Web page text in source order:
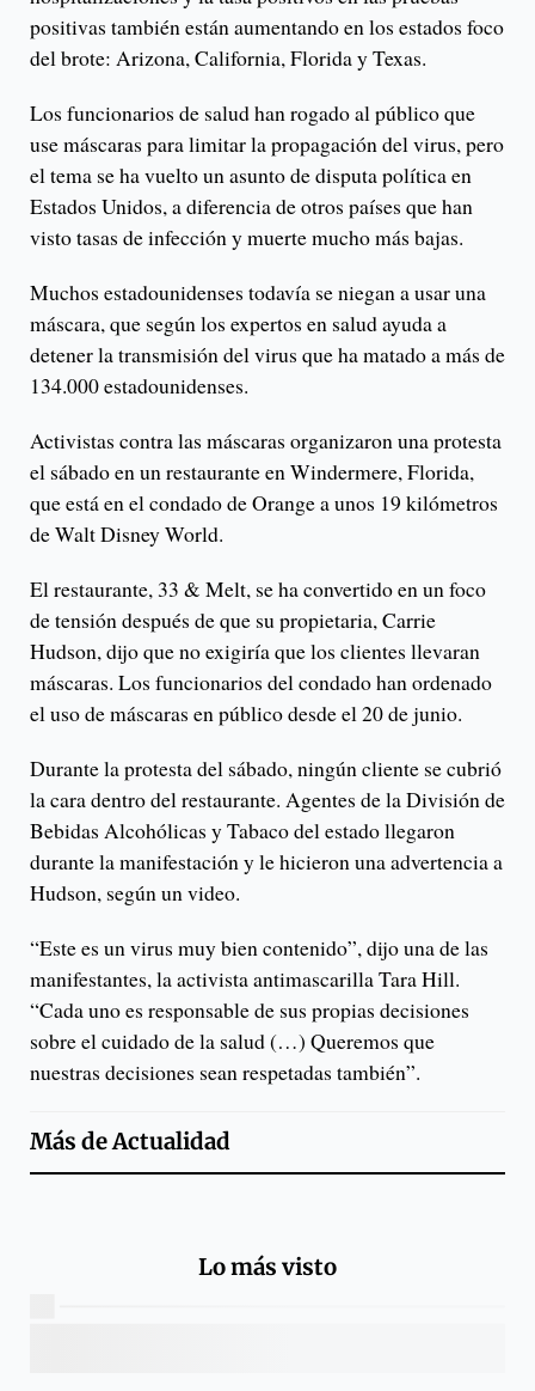
positivas también están aumentando en los estados foco
del brote: Arizona, California, Florida y Texas.
Los funcionarios de salud han rogado al público que
use máscaras para limitar la propagación del virus, pero
el tema se ha vuelto un asunto de disputa política en
Estados Unidos, a diferencia de otros países que han
visto tasas de infección y muerte mucho más bajas.
Muchos estadounidenses todavía se niegan a usar una
máscara, que según los expertos en salud ayuda a
detener la transmisión del virus que ha matado a más de
134.000 estadounidenses.
Activistas contra las máscaras organizaron una protesta
el sábado en un restaurante en Windermere, Florida,
que está en el condado de Orange a unos 19 kilómetros
de Walt Disney World.
El restaurante, 33 & Melt, se ha convertido en un foco
de tensión después de que su propietaria, Carrie
Hudson, dijo que no exigiría que los clientes llevaran
máscaras. Los funcionarios del condado han ordenado
el uso de máscaras en público desde el 20 de junio.
Durante la protesta del sábado, ningún cliente se cubrió
la cara dentro del restaurante. Agentes de la División de
Bebidas Alcohólicas y Tabaco del estado llegaron
durante la manifestación y le hicieron una advertencia a
Hudson, según un video.
“Este es un virus muy bien contenido”, dijo una de las
manifestantes, la activista antimascarilla Tara Hill.
“Cada uno es responsable de sus propias decisiones
sobre el cuidado de la salud (…) Queremos que
nuestras decisiones sean respetadas también”.
Más deActualidad
Lo más visto